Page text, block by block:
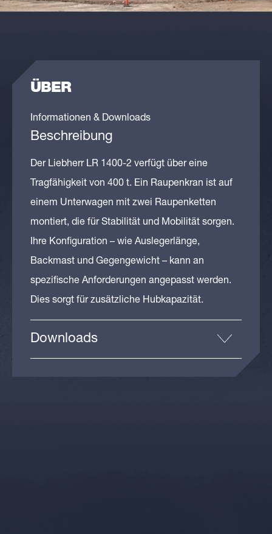
ÜBER
Informationen & Downloads
Beschreibung
Der Liebherr LR 1400-2 verfügt über eine
Tragfähigkeit von 400 t. Ein Raupenkran ist auf
einem Unterwagen mit zwei Raupenketten
montiert, die für Stabilität und Mobilität sorgen.
Ihre Konfiguration – wie Auslegerlänge,
Backmast und Gegengewicht – kann an
spezifische Anforderungen angepasst werden.
Dies sorgt für zusätzliche Hubkapazität.
Downloads